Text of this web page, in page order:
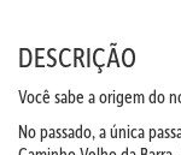
DESCRIÇÃO
Você sabe a origem do
No passado, a única